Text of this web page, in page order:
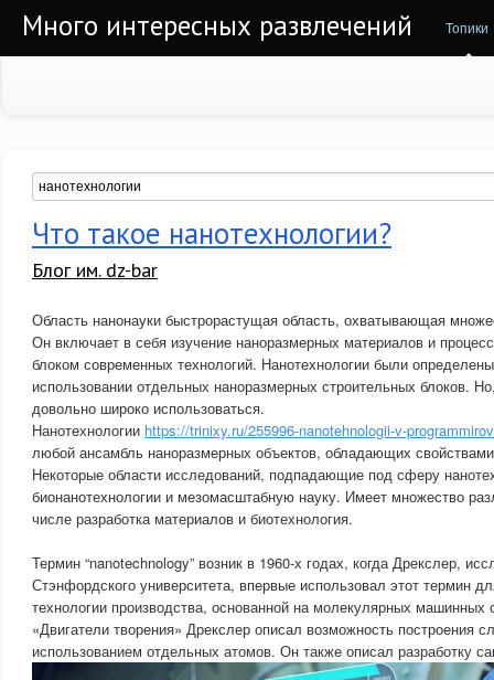
Много интересных развлечений Топики
Что такое нанотехнологии?
Блог им. dz-bar
Область нанонауки быстрорастущая область, охватывающая
Он включает в себя изучение наноразмерных материалов и
блоком современных технологий. Нанотехнологии были
использовании отдельных наноразмерных строительных блоков.
довольно широко использоваться.
Нанотехнологии https://trinixy.ru/255996-nanotehnologii-v-
любой ансамбль наноразмерных объектов, обладающих
Некоторые области исследований, подпадающие под сферу
бионанотехнологии и мезомасштабную науку. Имеет множество
числе разработка материалов и биотехнология.
Термин “nanotechnology” возник в 1960-х годах, когда Дрекслер,
Стэнфордского университета, впервые использовал этот термин
технологии производства, основанной на молекулярных машинных
«Двигатели творения» Дрекслер описал возможность построения
использованием отдельных атомов. Он также описал разработку